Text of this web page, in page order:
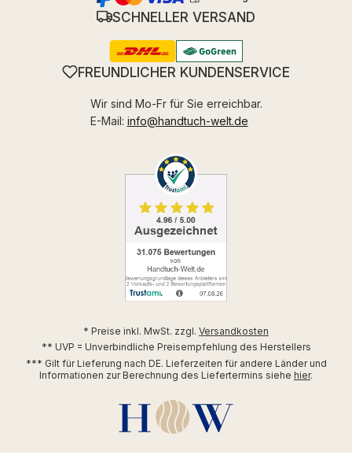
SCHNELLER VERSAND
FREUNDLICHER KUNDENSERVICE
Wir sind Mo-Fr für Sie erreichbar.
E-Mail: info@handtuch-welt.de
* Preise inkl. MwSt. zzgl. Versandkosten
** UVP = Unverbindliche Preisempfehlung des Herstellers
*** Gilt für Lieferung nach DE. Lieferzeiten für andere Länder und
Informationen zur Berechnung des Liefertermins siehe hier.